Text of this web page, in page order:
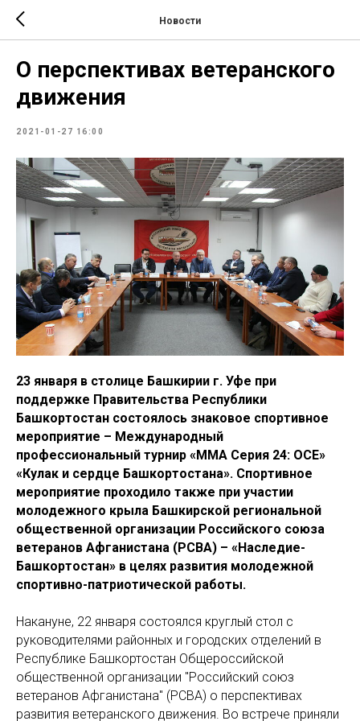
Новости
О перспективах ветеранского
движения
2021-01-27 16:00
23 января в столице Башкирии г. Уфе при
поддержке Правительства Республики
Башкортостан состоялось знаковое спортивное
мероприятие – Международный
профессиональный турнир «ММА Серия 24: ОСЕ»
«Кулак и сердце Башкортостана». Спортивное
мероприятие проходило также при участии
молодежного крыла Башкирской региональной
общественной организации Российского союза
ветеранов Афганистана (РСВА) – «Наследие-
Башкортостан» в целях развития молодежной
спортивно-патриотической работы.
Накануне, 22 января состоялся круглый стол с
руководителями районных и городских отделений в
Республике Башкортостан Общероссийской
общественной организации "Российский союз
ветеранов Афганистана" (РСВА) о перспективах
развития ветеранского движения. Во встрече приняли